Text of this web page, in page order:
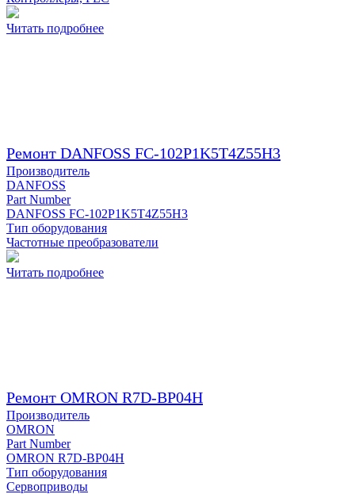
Читать подробнее
Ремонт DANFOSS FC-102P1K5T4Z55H3
Производитель
DANFOSS
Part Number
DANFOSS FC-102P1K5T4Z55H3
Тип оборудования
Частотные преобразователи
Читать подробнее
Ремонт OMRON R7D-BP04H
Производитель
OMRON
Part Number
OMRON R7D-BP04H
Тип оборудования
Сервоприводы